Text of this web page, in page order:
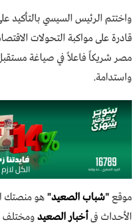
واختتم الرئيس السيسي بالتأكيد
قادرة على مواكبة التحولات
مصر شريكاً فاعلاً في صياغة
واستدامة.
موقع"شباب الصعيد" هو منصتك
الأحداث فيأخبار الصعيد